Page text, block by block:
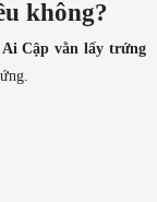
không?
Ai Cập vằn lấy trứng